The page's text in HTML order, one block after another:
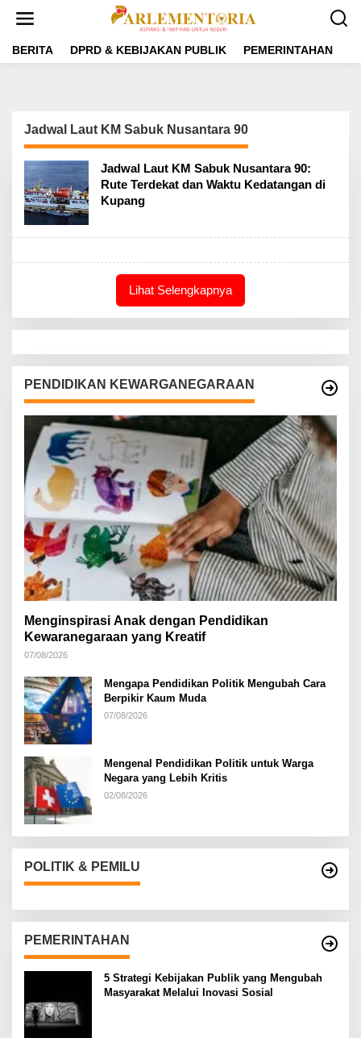
t
BERITA DPRD & KEBIJAKAN PUBLIK PEMERINTAHAN
Jadwal Laut KM Sabuk Nusantara 90
Jadwal Laut KM Sabuk Nusantara 90:
Rute Terdekat dan Waktu Kedatangan di
Kupang
Lihat Selengkapnya
PENDIDIKAN KEWARGANEGARAAN
Menginspirasi Anak dengan Pendidikan
Kewaranegaraan yang Kreatif
07/08/2026
Mengapa Pendidikan Politik Mengubah Cara
Berpikir Kaum Muda
07/08/2026
Mengenal Pendidikan Politik untuk Warga
Negara yang Lebih Kritis
02/08/2026
POLITIK & PEMILU
PEMERINTAHAN
5 Strategi Kebijakan Publik yang Mengubah
Masyarakat Melalui Inovasi Sosial